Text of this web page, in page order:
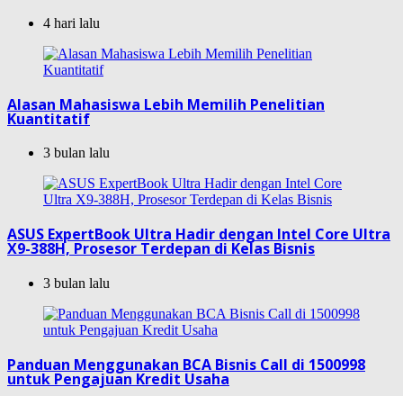
4 hari lalu
Alasan Mahasiswa Lebih Memilih Penelitian
Kuantitatif
3 bulan lalu
ASUS ExpertBook Ultra Hadir dengan Intel Core Ultra
X9-388H, Prosesor Terdepan di Kelas Bisnis
3 bulan lalu
Panduan Menggunakan BCA Bisnis Call di 1500998
untuk Pengajuan Kredit Usaha